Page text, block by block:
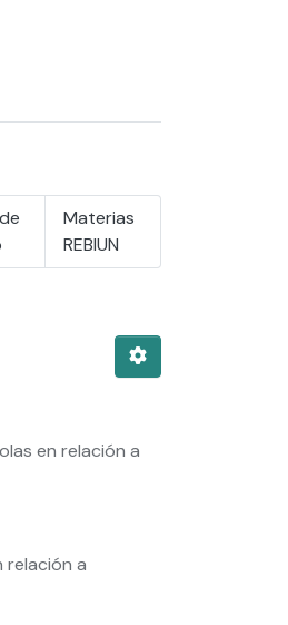
Materias
REBIUN
en relación a
relación a